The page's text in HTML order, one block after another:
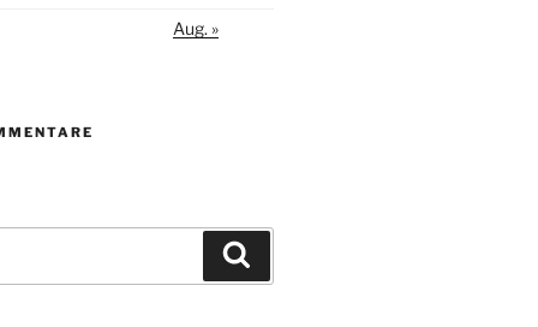
Aug. »